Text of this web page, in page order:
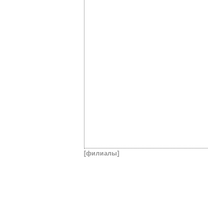
[филиалы]